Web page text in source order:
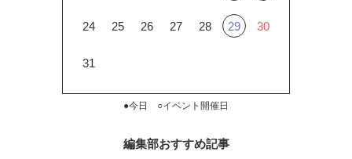
24 25 26 27 28 29 30
31
●今日 ○イベント開催日
編集部おすすめ記事